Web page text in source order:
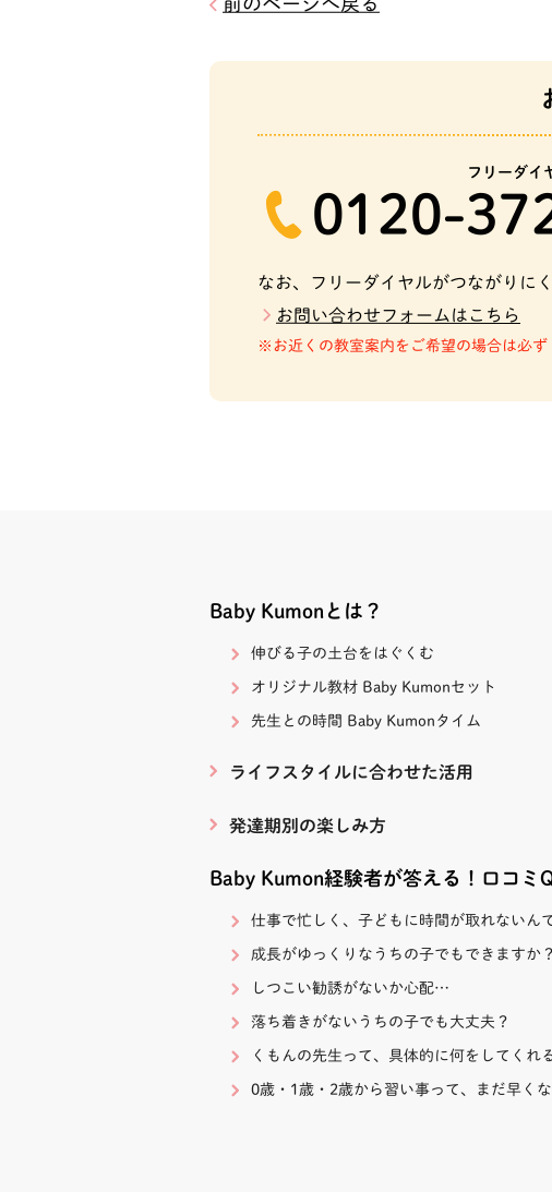
フリーダイ
0120-
なお、フリーダイヤルがつながりに
お問い合わせフォームはこちら
お近くの教室案内をご希望の場合は必
Baby Kumonとは？
伸びる子の土台をはぐくむ
オリジナル教材 Baby Kumonセット
先生との時間 Baby Kumonタイム
ライフスタイルに合わせた活用
発達期別の楽しみ方
Baby Kumon経験者が答える！口コミ
仕事で忙しく、子どもに時間が取れないん
成長がゆっくりなうちの子でもできますか？
しつこい勧誘がないか心配…
落ち着きがないうちの子でも大丈夫？
くもんの先生って、具体的に何をしてくれ
0歳・1歳・2歳から習い事って、まだ早く